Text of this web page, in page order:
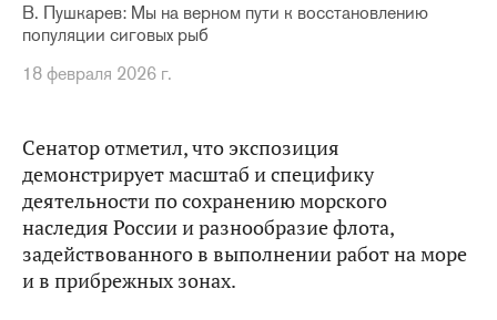
В. Пушкарев: Мы на верном пути к восстановлению
популяции сиговых рыб
18 февраля 2026 г.
Сенатор отметил, что экспозиция
демонстрирует масштаб и специфику
деятельности по сохранению морского
наследия России и разнообразие флота,
задействованного в выполнении работ на море
и в прибрежных зонах.